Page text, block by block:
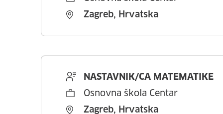
Zagreb, Hrvatska
NASTAVNIK/CA MATEMATIKE
Osnovna škola Centar
Zagreb, Hrvatska